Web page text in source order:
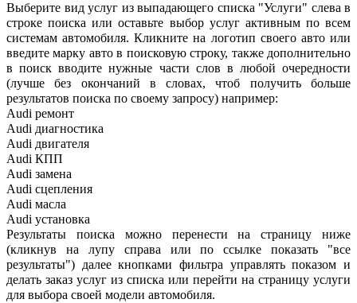
Выберите вид услуг из выпадающего списка "Услуги" слева в
строке поиска или оставьте выбор услуг активным по всем
системам автомобиля. Кликните на логотип своего авто или
введите марку авто в поисковую строку, также дополнительно
в поиск вводите нужные части слов в любой очередности
(лучше без окончаний в словах, чтоб получить больше
результатов поиска по своему запросу) например:
Audi ремонт
Audi диагностика
Audi двигателя
Audi КПП
Audi замена
Audi сцепления
Audi масла
Audi установка
Результаты поиска можно перенести на страницу ниже
(кликнув на лупу справа или по ссылке показать "все
результаты") далее кнопками фильтра управлять показом и
делать заказ услуг из списка или перейти на страницу услуги
для выбора своей модели автомобиля.